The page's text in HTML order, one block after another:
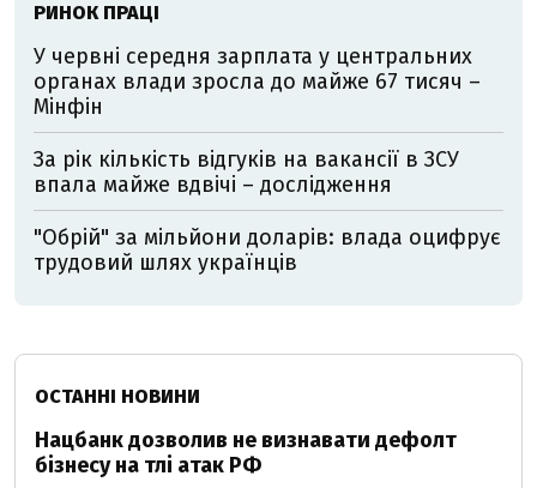
РИНОК ПРАЦІ
У червні середня зарплата у центральних
органах влади зросла до майже 67 тисяч –
Мінфін
За рік кількість відгуків на вакансії в ЗСУ
впала майже вдвічі – дослідження
"Обрій" за мільйони доларів: влада оцифрує
трудовий шлях українців
ОСТАННІ НОВИНИ
Нацбанк дозволив не визнавати дефолт
бізнесу на тлі атак РФ